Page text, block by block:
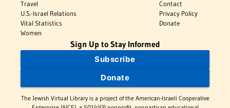
Travel
U.S.-Israel Relations
Vital Statistics
Women
Contact
Privacy Policy
Donate
Sign Up to Stay Informed
Subscribe
Donate
The Jewish Virtual Library is a project of the American-Israeli Cooperative